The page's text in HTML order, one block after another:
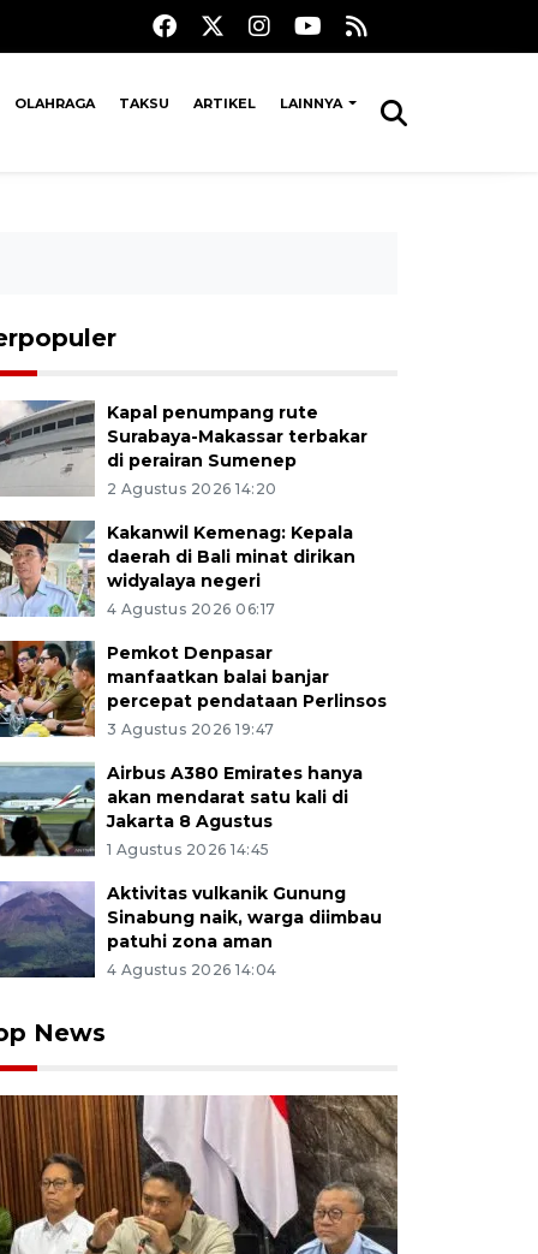
OLAHRAGA TAKSU ARTIKEL LAINNYA
Kapal penumpang rute
Surabaya-Makassar terbakar
di perairan Sumenep
2 Agustus 2026 14:20
Kakanwil Kemenag: Kepala
daerah di Bali minat dirikan
widyalaya negeri
4 Agustus 2026 06:17
Pemkot Denpasar
manfaatkan balai banjar
percepat pendataan Perlinsos
3 Agustus 2026 19:47
Airbus A380 Emirates hanya
akan mendarat satu kali di
Jakarta 8 Agustus
1 Agustus 2026 14:45
Aktivitas vulkanik Gunung
Sinabung naik, warga diimbau
patuhi zona aman
4 Agustus 2026 14:04
News